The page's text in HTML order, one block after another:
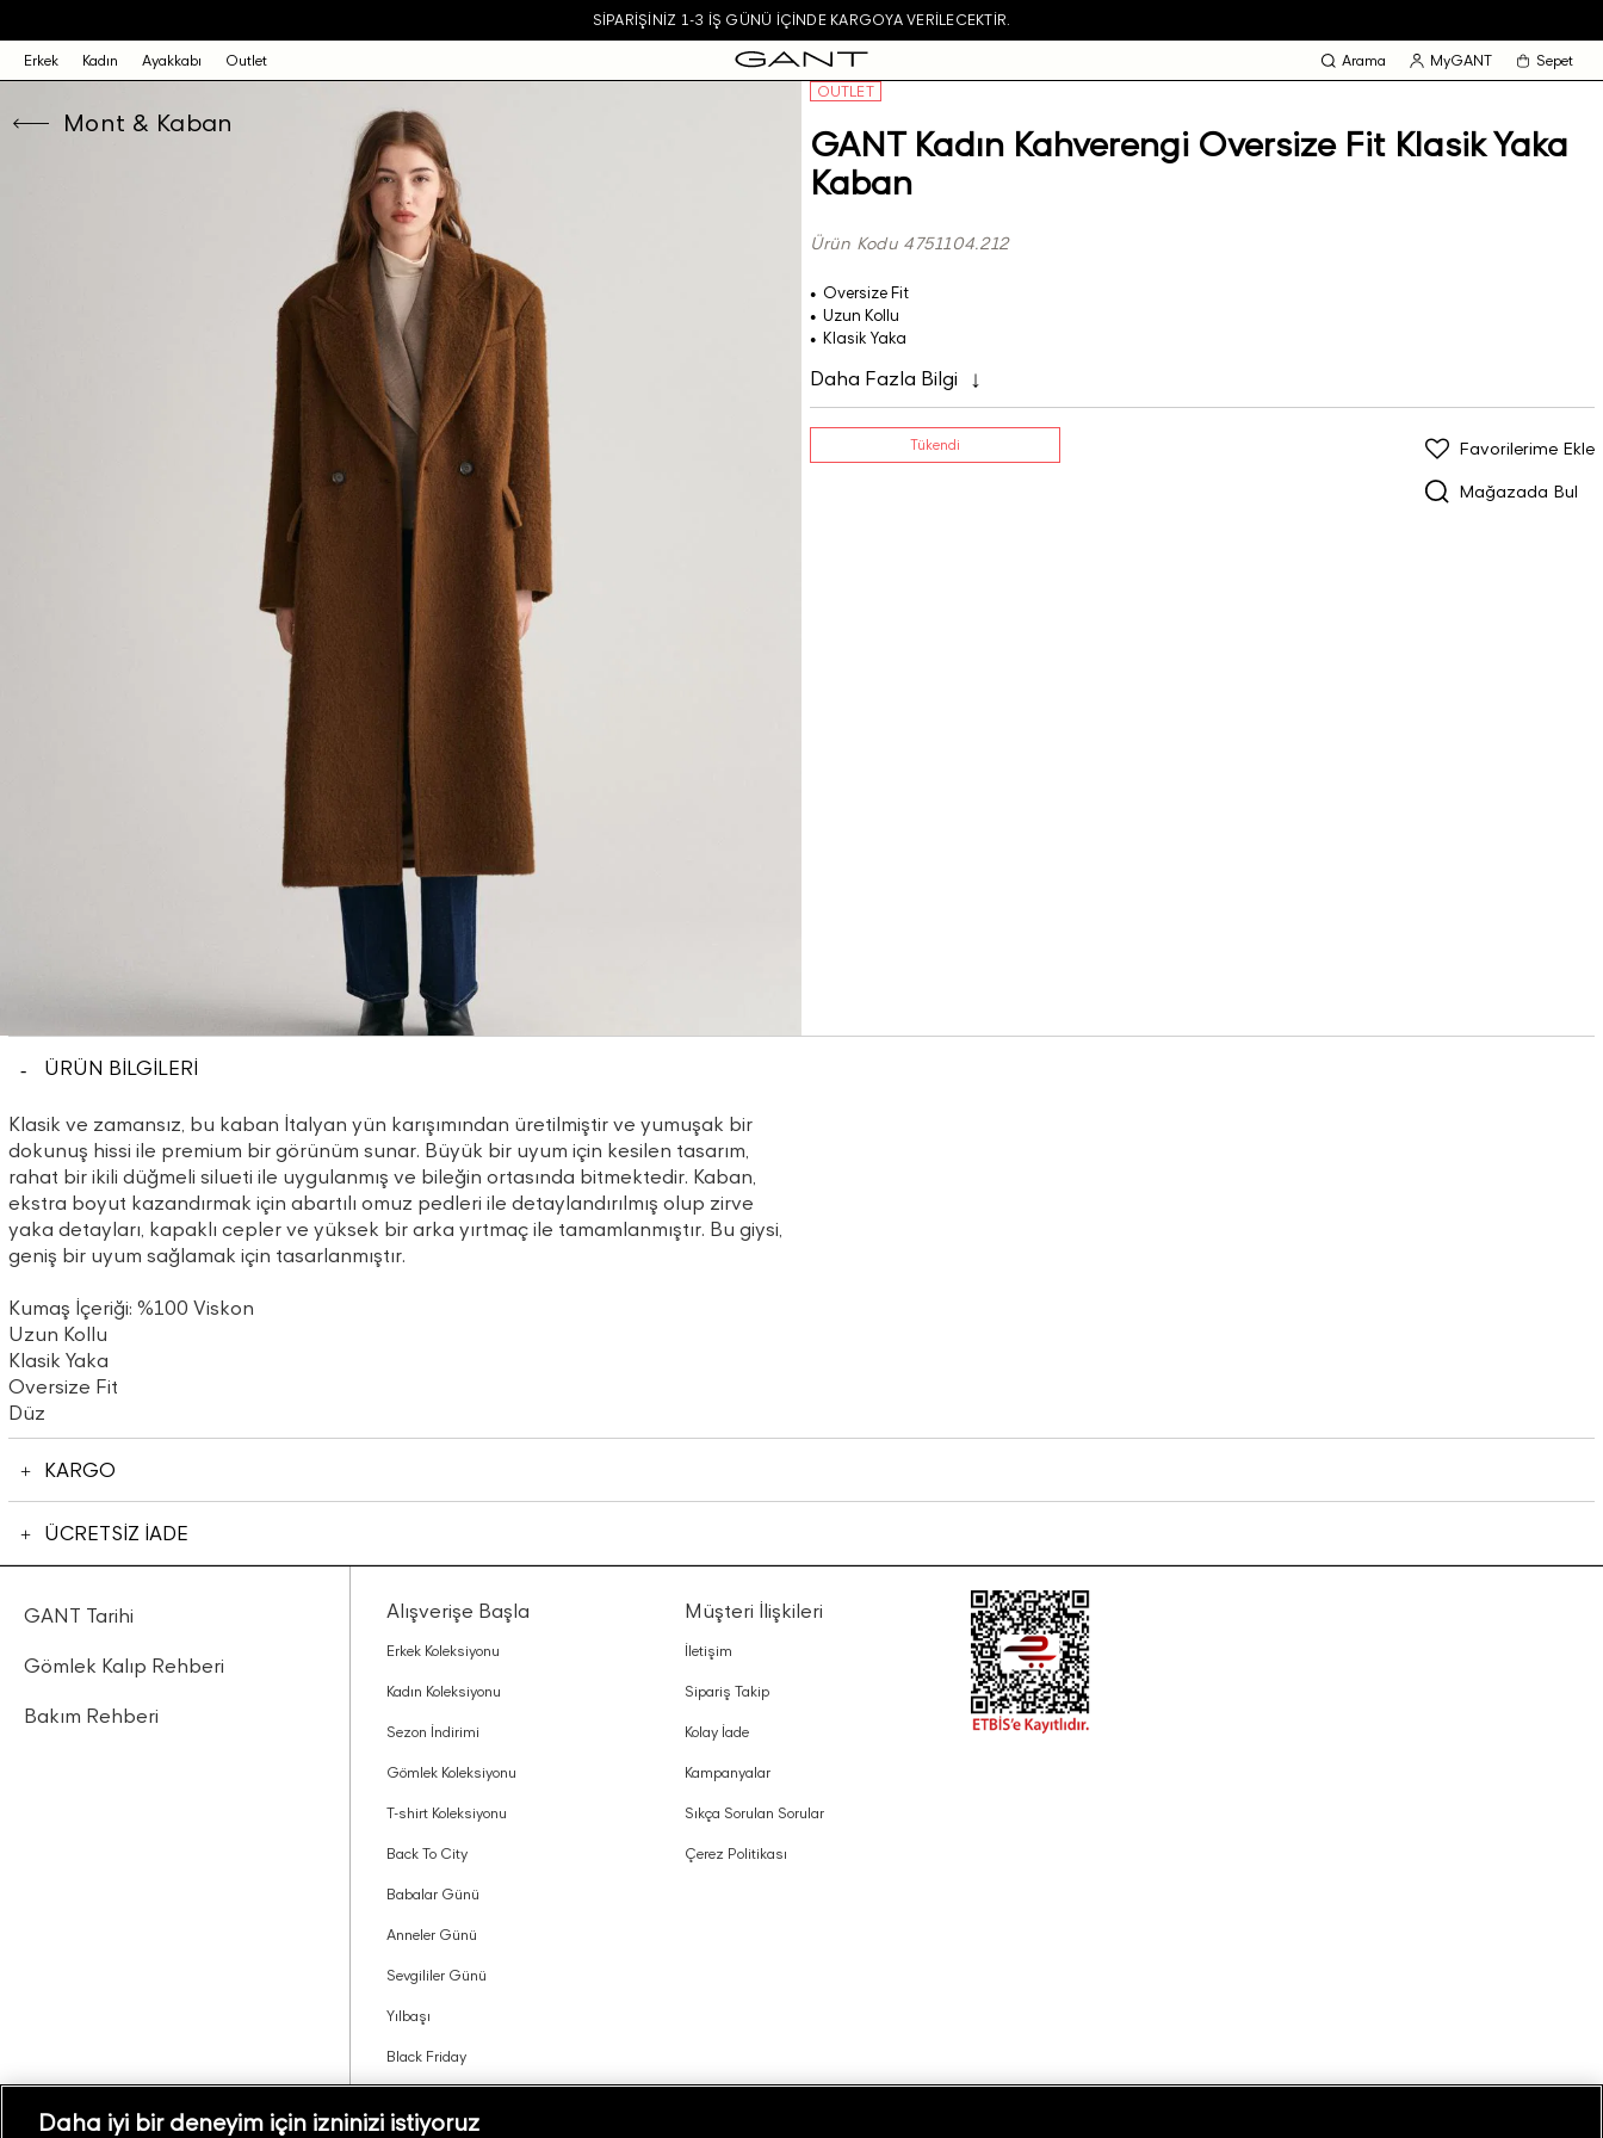
SIPARIŞINIZ 1-3 IŞ GÜNÜ IÇINDE KARGOYA VERILECEKTIR.
Erkek Kadın Ayakkabı Outlet Arama MyGANT Sepet
Mont & Kaban
OUTLET
GANT Kadın Kahverengi Oversize Fit Klasik Yaka
Kaban
Ürün Kodu 4751104.212
Oversize Fit
Uzun Kollu
Klasik Yaka
Daha Fazla Bilgi
Tükendi
Mağazada Bul
Favorilerime Ekle
ÜRÜN BİLGİLERİ
Klasik ve zamansız, bu kaban İtalyan yün karışımından üretilmiştir ve yumuşak bir
dokunuş hissi ile premium bir görünüm sunar. Büyük bir uyum için kesilen tasarım,
rahat bir ikili düğmeli silueti ile uygulanmış ve bileğin ortasında bitmektedir. Kaban,
ekstra boyut kazandırmak için abartılı omuz pedleri ile detaylandırılmış olup zirve
yaka detayları, kapaklı cepler ve yüksek bir arka yırtmaç ile tamamlanmıştır. Bu giysi,
geniş bir uyum sağlamak için tasarlanmıştır.
Kumaş İçeriği: %100 Viskon
Uzun Kollu
Klasik Yaka
Oversize Fit
Düz
KARGO
ÜCRETSİZ İADE
GANT Tarihi
Gömlek Kalıp Rehberi
Bakım Rehberi
Alışverişe Başla
Erkek Koleksiyonu
Kadın Koleksiyonu
Sezon İndirimi
Gömlek Koleksiyonu
T-shirt Koleksiyonu
Back To City
Babalar Günü
Anneler Günü
Sevgililer Günü
Yılbaşı
Black Friday
Müşteri İlişkileri
İletişim
Sipariş Takip
Kolay İade
Kampanyalar
Sıkça Sorulan Sorular
Çerez Politikası
Daha iyi bir deneyim için izninizi istiyoruz